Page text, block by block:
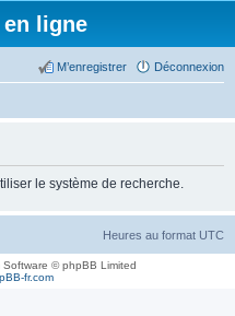
ligne
Déconnexion
M’enregistrer
le système de recherche.
Heures au format UTC
Software © phpBB Limited
fr.com